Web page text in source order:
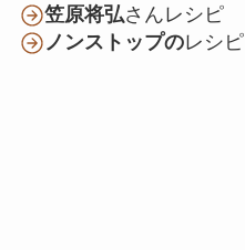
笠原将弘さんレシピ
ノンストップのレシピ